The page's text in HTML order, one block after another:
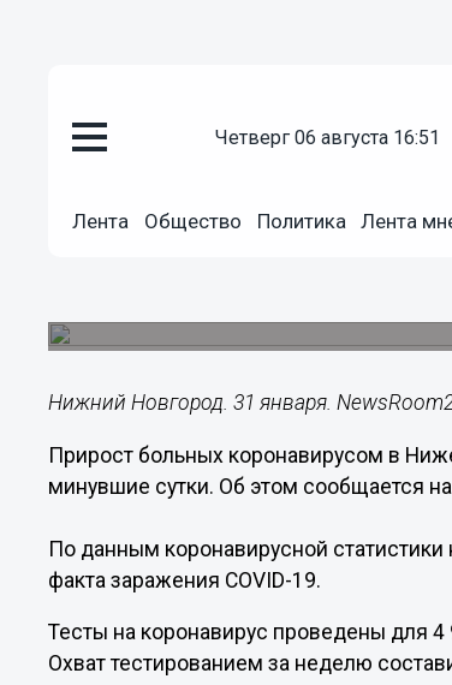
четверг 06 августа 16:51
Лента Общество Политика Лента
1225 случаев
Нижний Новгород. 31 января.
Прирост больных коронавирусом в
минувшие сутки. Об этом сообщается
По данным коронавирусной
факта заражения COVID-19.
Тесты на коронавирус проведены для
Охват тестированием за неделю